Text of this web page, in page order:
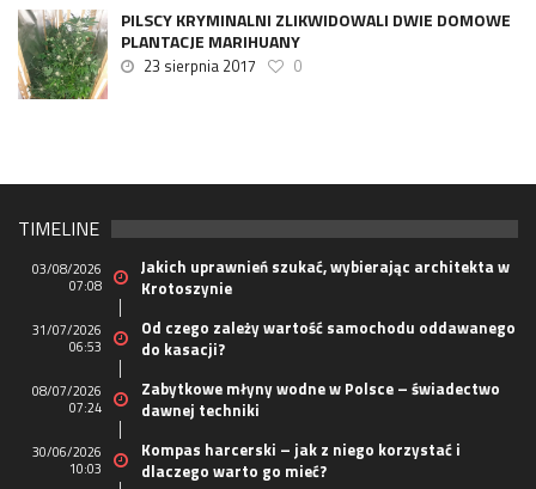
PILSCY KRYMINALNI ZLIKWIDOWALI DWIE DOMOWE
PLANTACJE MARIHUANY
23 sierpnia 2017 0
TIMELINE
03/08/2026
07:08
Jakich uprawnień szukać, wybierając architekta w
Krotoszynie
31/07/2026
06:53
Od czego zależy wartość samochodu oddawanego
do kasacji?
08/07/2026
07:24
Zabytkowe młyny wodne w Polsce – świadectwo
dawnej techniki
30/06/2026
10:03
Kompas harcerski – jak z niego korzystać i
dlaczego warto go mieć?